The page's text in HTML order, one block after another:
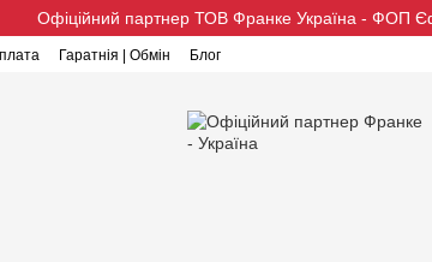
Офіційний партнер ТОВ Франке Україна - ФОП
Гаратнія | Обмін Блог